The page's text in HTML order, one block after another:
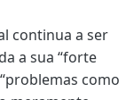
continua a ser
a sua “forte
como